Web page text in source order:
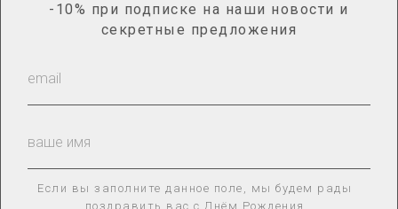
информация
Гид по размерам
Оплата «Долями»
Возврат товара
Оплата через Яндекс.Сплит
Сотрудничество
-10% при подписке на наши новости и
секретные предложения
Если вы заполните данное поле, мы будем рады
поздравить вас с Днём Рождения